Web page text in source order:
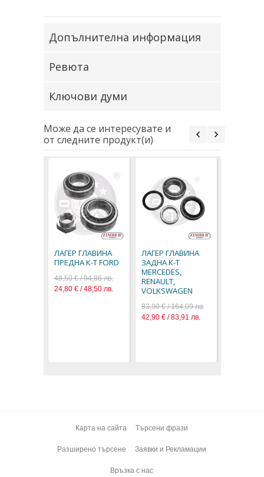
Допълнителна информация
Ревюта
Ключови думи
Може да се интересувате и
от следните продукт(и)
ЛАГЕР ГЛАВИНА
ПРЕДНА К-Т FORD
48,50 € / 94,86 лв.
24,80 € / 48,50 лв.
ЛАГЕР ГЛАВИНА
ЗАДНА К-Т
MERCEDES,
RENAULT,
VOLKSWAGEN
83,90 € / 164,09 лв.
42,90 € / 83,91 лв.
Карта на сайта Търсени фрази
Разширено търсене Заявки и Рекламации
Връзка с нас